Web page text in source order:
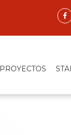
PROYECTOS